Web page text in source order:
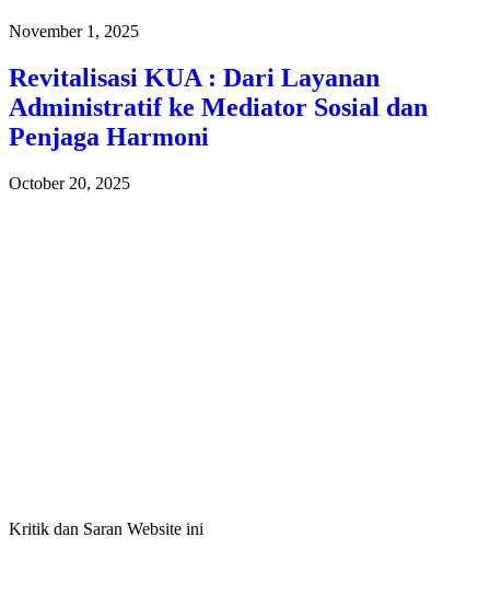
November 1, 2025
Revitalisasi KUA : Dari Layanan
Administratif ke Mediator Sosial dan
Penjaga Harmoni
October 20, 2025
Kritik dan Saran Website ini